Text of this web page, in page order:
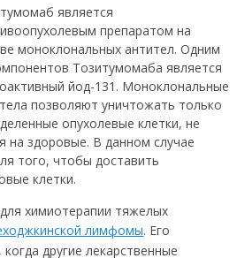
Тозитумомаб является
противоопухолевым
препаратом на основе
моноклональных антител.
Одним из компонентов
Тозитумомаба является
радиоактивный йод-131.
Моноклональные антитела
определенные опухолевые
В данном случае антитела
химиотерапии тяжелых